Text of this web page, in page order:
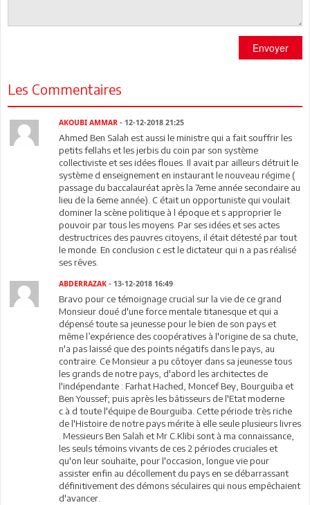
Envoyer
Les Commentaires
AKOUBI AMMAR - 12-12-2018 21:25
Ahmed Ben Salah est aussi le ministre qui a fait souffrir les
petits fellahs et les jerbis du coin par son système
collectiviste et ses idées floues. Il avait par ailleurs détruit le
système d enseignement en instaurant le nouveau régime (
passage du baccalauréat après la 7eme année secondaire au
lieu de la 6eme année). C était un opportuniste qui voulait
dominer la scène politique à l époque et s approprier le
pouvoir par tous les moyens. Par ses idées et ses actes
destructrices des pauvres citoyens, il était détesté par tout
le monde. En conclusion c est le dictateur qui n a pas réalisé
ses rêves.
ABDERRAZAK - 13-12-2018 16:49
Bravo pour ce témoignage crucial sur la vie de ce grand
Monsieur doué d'une force mentale titanesque et qui a
dépensé toute sa jeunesse pour le bien de son pays et
même l’expérience des coopératives à l'origine de sa chute,
n'a pas laissé que des points négatifs dans le pays, au
contraire. Ce Monsieur a pu côtoyer dans sa jeunesse tous
les grands de notre pays, d'abord les architectes de
l'indépendante : Farhat Hached, Moncef Bey, Bourguiba et
Ben Youssef; puis après les bâtisseurs de l'Etat moderne
c.à.d toute l'équipe de Bourguiba. Cette période très riche
de l'Histoire de notre pays mérite à elle seule plusieurs livres
. Messieurs Ben Salah et Mr C.Klibi sont à ma connaissance,
les seuls témoins vivants de ces 2 périodes cruciales et
qu'on leur souhaite, pour l'occasion, longue vie pour
assister enfin au décollement du pays en se débarrassant
définitivement des démons séculaires qui nous empêchaient
d'avancer.